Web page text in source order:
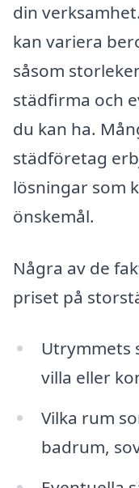
din
kan variera
såsom
städfirma och
du kan ha.
städföretag
lösningar som
önskemål.
Några av de
priset på
Utrymmets
villa eller
Vilka rum
badrum,